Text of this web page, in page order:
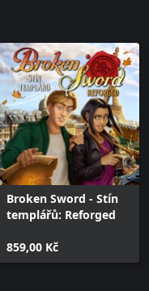
Broken Sword - Stín
templářů: Reforged
859,00 Kč